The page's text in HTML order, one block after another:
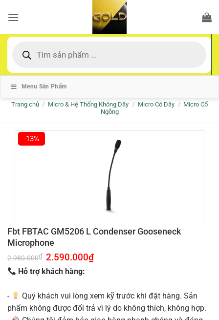
qua
dung
kiếm
Menu Sản Phẩm
Trang chủ / Micro & Hệ Thống Không Dây / Micro Có Dây / Micro Cổ
Ngỗng
-13%
Fbt FBTAC GM5206 L Condenser Gooseneck
Microphone
2.980.000₫ Giá
gốc
là:
2.980.000₫.
2.590.000₫Giá
Hỗ trợ khách hàng:
-
Quý khách vui lòng xem kỹ trước khi đặt hàng. Sản
phẩm không được đổi trả vì lý do không thích, không hợp.